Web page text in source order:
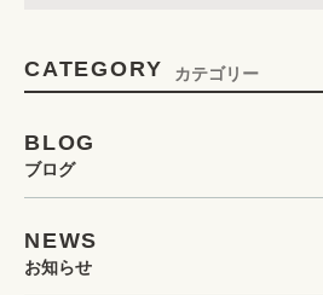
CATEGORY カテゴリー
BLOG
ブログ
NEWS
お知らせ